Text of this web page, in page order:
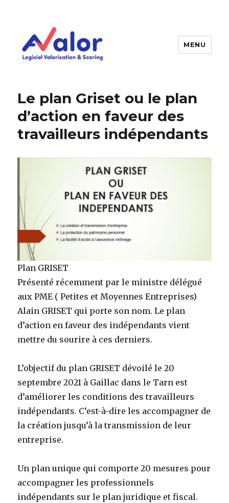
et fonds de commerce
MENU
Le plan Griset ou le plan
d’action en faveur des
travailleurs indépendants
Plan GRISET
Présenté récemment par le ministre délégué
aux PME ( Petites et Moyennes Entreprises)
Alain GRISET qui porte son nom. Le plan
d’action en faveur des indépendants vient
mettre du sourire à ces derniers.
L’objectif du plan GRISET dévoilé le 20
septembre 2021 à Gaillac dans le Tarn est
d’améliorer les conditions des travailleurs
indépendants. C’est-à-dire les accompagner de
la création jusqu’à la transmission de leur
entreprise.
Un plan unique qui comporte 20 mesures pour
accompagner les professionnels
indépendants sur le plan juridique et fiscal.